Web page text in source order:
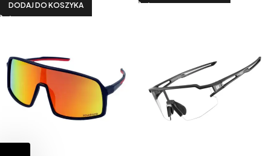
DODAJ DO KOSZYKA